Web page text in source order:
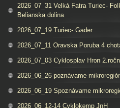
2026_07_31 Velká Fatra Turiec-
Belianska dolina
2026_07_19 Turiec- Gader
2026_07_11 Oravska Poruba 4
2026_07_03 Cyklosplav Hron
2026_06_26 poznávame
2026_06_19 Spoznávame
2026_06_12-14 Cyklokemp JnH